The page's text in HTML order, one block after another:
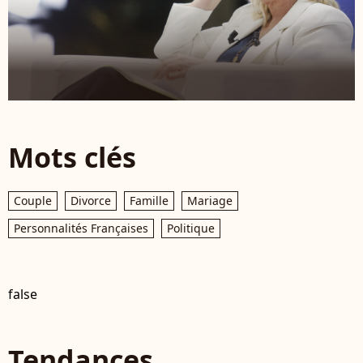
Mots clés
Couple Divorce Famille
Mariage
Personnalités Françaises
Politique
false